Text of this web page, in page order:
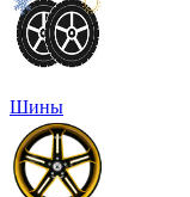
Шины